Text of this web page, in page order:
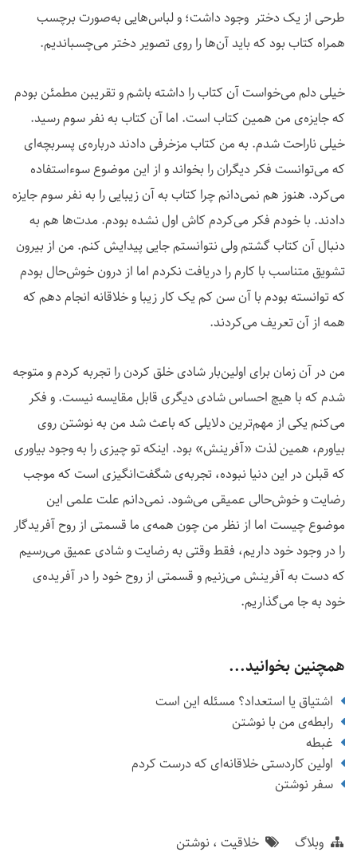
طرحی از یک دختر وجود داشت؛ و لباس‌هایی به‌صورت برچسب
همراه کتاب بود که باید آن‌ها را روی تصویر دختر می‌چسباندیم.
خیلی دلم می‌خواست آن کتاب را داشته باشم و تقریبن مطمئن بودم
که جایزه‌ی من همین کتاب است. اما آن کتاب به نفر سوم رسید.
خیلی ناراحت شدم. به من کتاب مزخرفی دادند درباره‌ی پسربچه‌ای
که می‌توانست فکر دیگران را بخواند و از این موضوع سوءاستفاده
می‌کرد. هنوز هم نمی‌دانم چرا کتاب به آن زیبایی را به نفر سوم جایزه
دادند. با خودم فکر می‌کردم کاش اول نشده بودم. مدت‌ها هم به
دنبال آن کتاب گشتم ولی نتوانستم جایی پیدایش کنم. من از بیرون
تشویق متناسب با کارم را دریافت نکردم اما از درون خوش‌حال بودم
که توانسته بودم با آن سن کم یک کار زیبا و خلاقانه انجام دهم که
همه از آن تعریف می‌کردند.
من در آن زمان برای اولین‌بار شادی خلق کردن را تجربه کردم و متوجه
شدم که با هیچ احساس شادی دیگری قابل مقایسه نیست. و فکر
می‌کنم یکی از مهم‌ترین دلایلی که باعث شد من به نوشتن روی
بیاورم، همین لذت «آفرینش» بود. اینکه تو چیزی را به وجود بیاوری
که قبلن در این دنیا نبوده، تجربه‌ی شگفت‌انگیزی است که موجب
رضایت و خوش‌حالی عمیقی می‌شود. نمی‌دانم علت علمی این
موضوع چیست اما از نظر من چون همه‌ی ما قسمتی از روح آفریدگار
را در وجود خود داریم، فقط وقتی به رضایت و شادی عمیق می‌رسیم
که دست به آفرینش می‌زنیم و قسمتی از روح خود را در آفریده‌ی
خود به جا می‌گذاریم.
همچنین بخوانید...
اشتیاق یا استعداد؟ مسئله این است
رابطه‌‌ی من با نوشتن
غبطه
اولین کاردستی خلاقانه‌ای که درست کردم
سفر نوشتن
وبلاگ خلاقیت نوشتن